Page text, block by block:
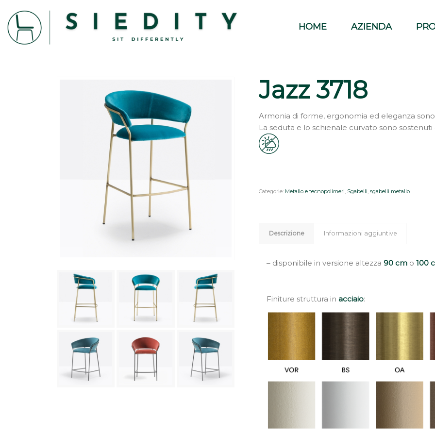
HOME AZIENDA
Jazz 3718
Armonia di forme, ergonomia ed eleganza
La seduta e lo schienale curvato sono
Categorie: Metallo e tecnopolimeri Sgabelli ,sgabelli metallo
Descrizione Informazioni aggiuntive
– disponibile in versione altezza 90 cm o 100
Finiture struttura in acciaio: